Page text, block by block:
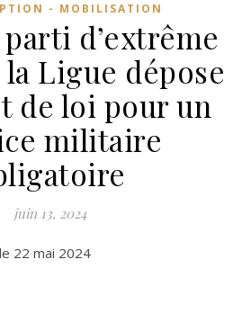
- MOBILISATION
d’extrême
Ligue dépose
de loi pour un
militaire
juin 13, 2024
le 22 mai 2024